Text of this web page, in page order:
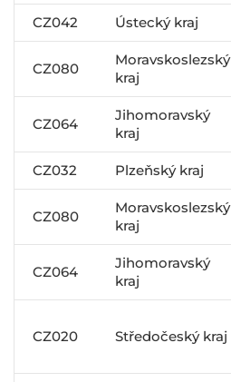
CZ042 Ústecký kraj
CZ080
Moravskoslezský
kraj
CZ064
Jihomoravský
kraj
CZ032 Plzeňský kraj
CZ080
Moravskoslezský
kraj
CZ064
Jihomoravský
kraj
CZ020 Středočeský kraj